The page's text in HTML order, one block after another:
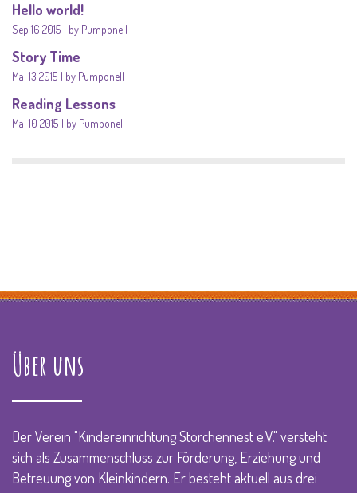
Hello world!
Sep 16 2015 by Pumponell
Story Time
Mai 13 2015 by Pumponell
Reading Lessons
Mai 10 2015 by Pumponell
Über uns
Der Verein "Kindereinrichtung Storchennest e.V." versteht
sich als Zusammenschluss zur Förderung, Erziehung und
Betreuung von Kleinkindern. Er besteht aktuell aus drei